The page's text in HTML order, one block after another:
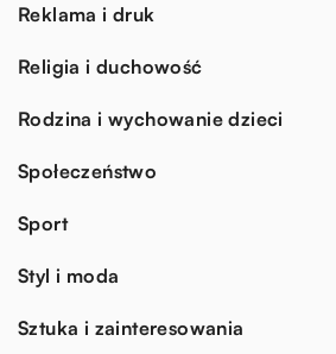
Reklama i druk
Religia i duchowość
Rodzina i wychowanie dzieci
Społeczeństwo
Sport
Styl i moda
Sztuka i zainteresowania